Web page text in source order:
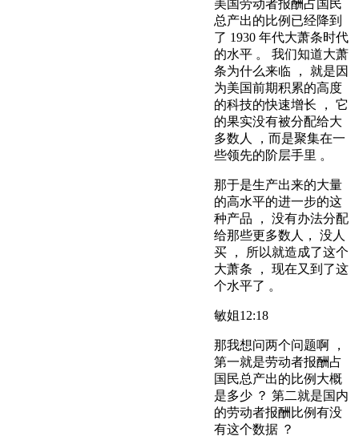
美国劳动者报酬占国民
总产出的比例已经降到
了 1930 年代大萧条时代
的水平 。 我们知道大萧
条为什么来临 ， 就是因
为美国前期积累的高度
的科技的快速增长 ， 它
的果实没有被分配给大
多数人 ，而是聚集在一
些领先的阶层手里 。
那于是生产出来的大量
的高水平的进一步的这
种产品 ， 没有办法分配
给那些更多数人， 没人
买 ， 所以就造成了这个
大萧条 ， 现在又到了这
个水平了 。
敏姐12:18
那我想问两个问题啊 ，
第一就是劳动者报酬占
国民总产出的比例大概
是多少 ？ 第二就是国内
的劳动者报酬比例有没
有这个数据 ？